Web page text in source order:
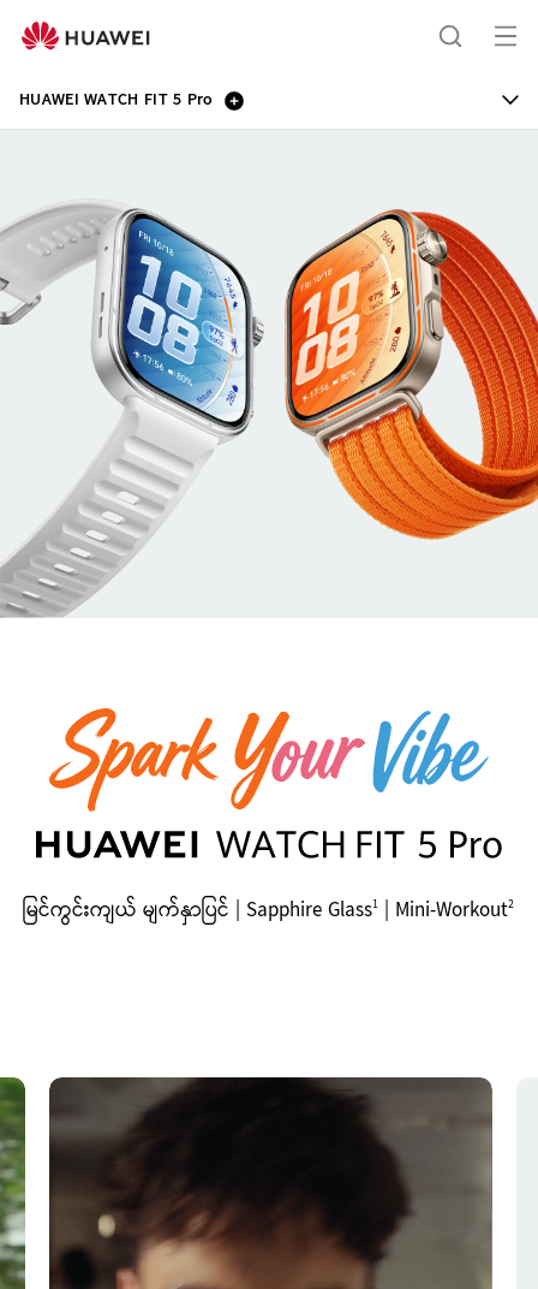
HUAWEI
WATCH
ကို
HUAWEI WATCH FIT 5 Pro
မြင်ကွင်းကျယ် မျက်နှာပြင် | Sapphire Glass1 | Mini-Workout2